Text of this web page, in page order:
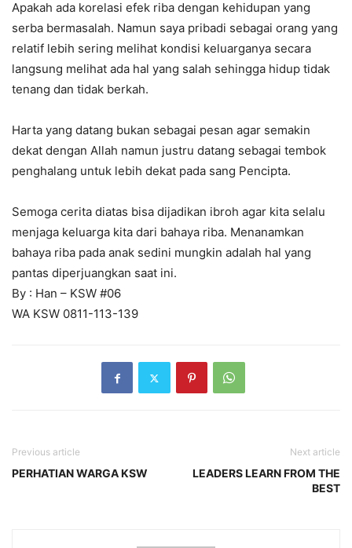
Apakah ada korelasi efek riba dengan kehidupan yang
serba bermasalah. Namun saya pribadi sebagai orang yang
relatif lebih sering melihat kondisi keluarganya secara
langsung melihat ada hal yang salah sehingga hidup tidak
tenang dan tidak berkah.
Harta yang datang bukan sebagai pesan agar semakin
dekat dengan Allah namun justru datang sebagai tembok
penghalang untuk lebih dekat pada sang Pencipta.
Semoga cerita diatas bisa dijadikan ibroh agar kita selalu
menjaga keluarga kita dari bahaya riba. Menanamkan
bahaya riba pada anak sedini mungkin adalah hal yang
pantas diperjuangkan saat ini.
By : Han – KSW #06
WA KSW 0811-113-139
Previous article
PERHATIAN WARGA KSW
Next article
LEADERS LEARN FROM THE
BEST